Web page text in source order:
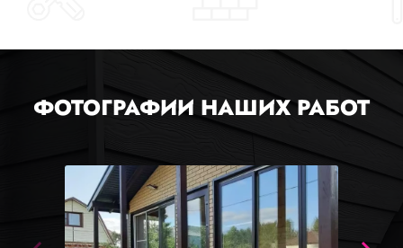
ФОТОГРАФИИ НАШИХ РАБОТ